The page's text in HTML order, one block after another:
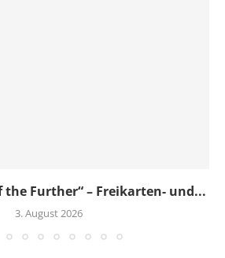
the Further“ – Freikarten- und...
3. August 2026